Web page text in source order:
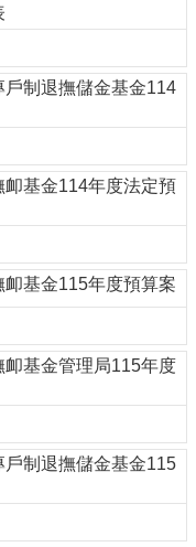
制退撫儲金基金114
基金114年度法定預
基金115年度預算案
基金管理局115年度
制退撫儲金基金115